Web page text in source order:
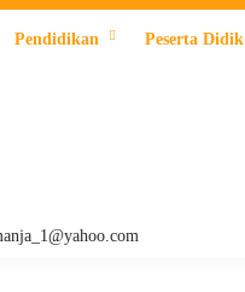
Pendidikan Peserta Didik